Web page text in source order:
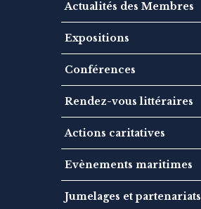
Actualités des Membres
Expositions
Conférences
Rendez-vous littéraires
Actions caritatives
Evènements maritimes
Jumelages et partenariats